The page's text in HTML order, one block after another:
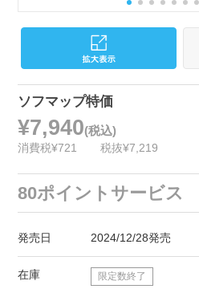
ソフマップ特価
¥7,940(税込)
消費税¥721 税抜¥7,219
80ポイントサービス
発売日 2024/12/28発売
在庫 限定数終了